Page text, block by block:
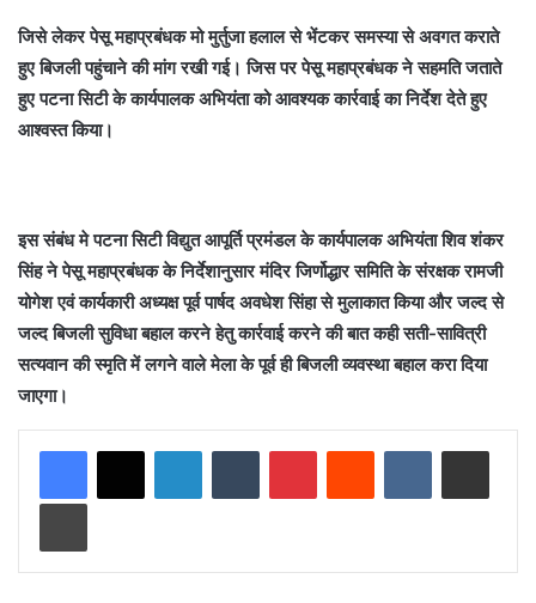
जिसे लेकर पेसू महाप्रबंधक मो मुर्तुजा हलाल से भेंटकर समस्या से अवगत कराते
हुए बिजली पहुंचाने की मांग रखी गई। जिस पर पेसू महाप्रबंधक ने सहमति जताते
हुए पटना सिटी के कार्यपालक अभियंता को आवश्यक कार्रवाई का निर्देश देते हुए
आश्वस्त किया।
इस संबंध मे पटना सिटी विद्युत आपूर्ति प्रमंडल के कार्यपालक अभियंता शिव शंकर
सिंह ने पेसू महाप्रबंधक के निर्देशानुसार मंदिर जिर्णोद्धार समिति के संरक्षक रामजी
योगेश एवं कार्यकारी अध्यक्ष पूर्व पार्षद अवधेश सिंहा से मुलाकात किया और जल्द से
जल्द बिजली सुविधा बहाल करने हेतु कार्रवाई करने की बात कही सती-सावित्री
सत्यवान की स्मृति में लगने वाले मेला के पूर्व ही बिजली व्यवस्था बहाल करा दिया
जाएगा।
LinkedInTumblr PinterestReddit VKontakteShare via Email
Print